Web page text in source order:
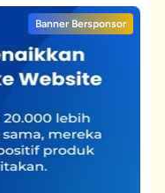
Banner Bersponsor